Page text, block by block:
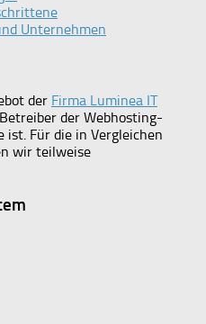
Unternehmen
der Firma Luminea IT
der Webhosting-
ist. Für die in Vergleichen
wir teilweise